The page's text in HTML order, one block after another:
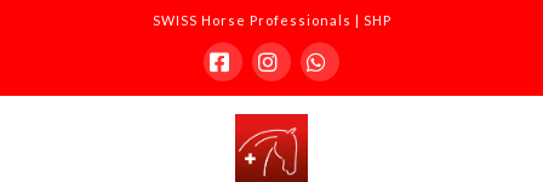
SWISS Horse Professionals | SHP
FacebookInstagramWhatsapp